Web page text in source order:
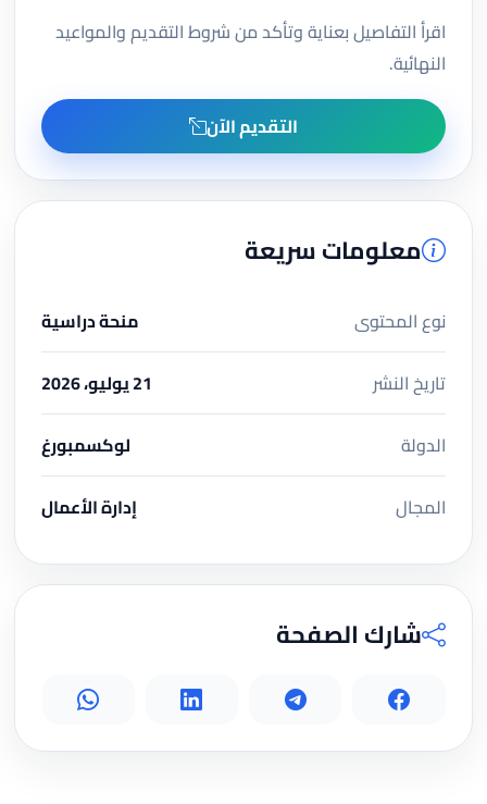
اقرأ التفاصيل بعناية وتأكد من شروط التقديم والمواعيد
النهائية.
التقديم الآن
معلومات سريعة
نوع المحتوى
منحة دراسية
تاريخ النشر
21 يوليو، 2026
الدولة
لوكسمبورغ
المجال
إدارة الأعمال
شارك الصفحة